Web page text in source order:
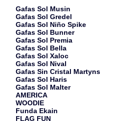
Gafas Sol Musin
Gafas Sol Gredel
Gafas Sol Niño Spike
Gafas Sol Bunner
Gafas Sol Premia
Gafas Sol Bella
Gafas Sol Xaloc
Gafas Sol Nival
Gafas Sin Cristal Martyns
Gafas Sol Haris
Gafas Sol Malter
AMERICA
WOODIE
Funda Ekain
FLAG FUN